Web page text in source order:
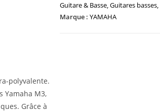
polyvalente.
Yamaha M3,
Grâce à
Guitare & Basse,Guitares basses,
Marque : YAMAHA